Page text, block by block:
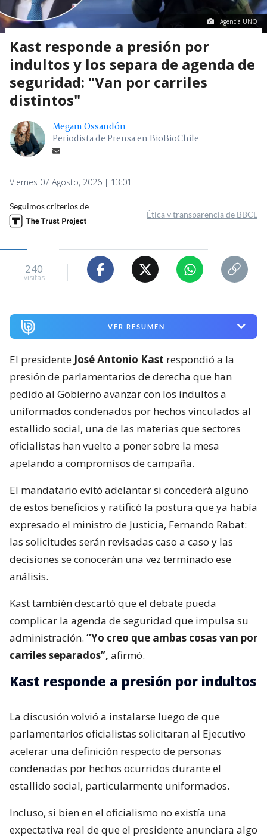
Agencia UNO
Kast responde a presión por
indultos y los separa de agenda de
seguridad: "Van por carriles
distintos"
Megam Ossandón
Periodista de Prensa en BioBioChile
Viernes 07 Agosto, 2026 | 13:01
Seguimos criterios de
Ética y transparencia de BBCL
240
visitas
VER RESUMEN
El presidente José Antonio Kast respondió a la
presión de parlamentarios de derecha que han
pedido al Gobierno avanzar con los indultos a
uniformados condenados por hechos vinculados al
estallido social, una de las materias que sectores
oficialistas han vuelto a poner sobre la mesa
apelando a compromisos de campaña.
El mandatario evitó adelantar si concederá alguno
de estos beneficios y ratificó la postura que ya había
expresado el ministro de Justicia, Fernando Rabat:
las solicitudes serán revisadas caso a caso y las
decisiones se conocerán una vez terminado ese
análisis.
Kast también descartó que el debate pueda
complicar la agenda de seguridad que impulsa su
administración. “Yo creo que ambas cosas van por
carriles separados”, afirmó.
Kast responde a presión por indultos
La discusión volvió a instalarse luego de que
parlamentarios oficialistas solicitaran al Ejecutivo
acelerar una definición respecto de personas
condenadas por hechos ocurridos durante el
estallido social, particularmente uniformados.
Incluso, si bien en el oficialismo no existía una
expectativa real de que el presidente anunciara algo